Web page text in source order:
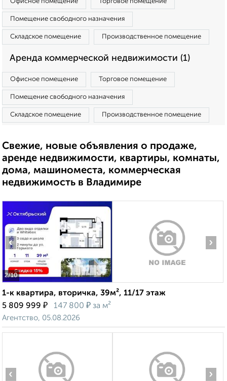
Помещение свободного назначения
Складское помещение Производственное помещение
Аренда коммерческой недвижимости (1)
Офисное помещение Торговое помещение
Помещение свободного назначения
Складское помещение Производственное помещение
Свежие, новые объявления о продаже,
аренде недвижимости, квартиры, комнаты,
дома, машиноместа, коммерческая
недвижимость в Владимире
2/10
‹ ›
1-к квартира, вторичка, 39м², 11/17 этаж
5 809 999 ₽ 147 800 ₽ за м²
Агентство, 05.08.2026
‹ ›